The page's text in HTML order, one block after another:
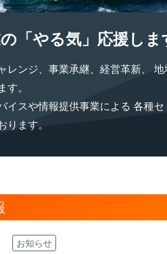
「やる気」応援し
ンジ、事業承継、経営革新、
地
。
イスや情報提供事業による 各種
ます。
お知らせ